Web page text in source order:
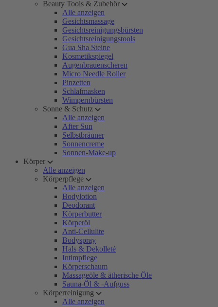
Beauty Tools & Zubehör
Alle anzeigen
Gesichtsmassage
Gesichtsreinigungsbürsten
Gesichtsreinigungstools
Gua Sha Steine
Kosmetikspiegel
Augenbrauenscheren
Micro Needle Roller
Pinzetten
Schlafmasken
Wimpernbürsten
Sonne & Schutz
Alle anzeigen
After Sun
Selbstbräuner
Sonnencreme
Sonnen-Make-up
Körper
Alle anzeigen
Körperpflege
Alle anzeigen
Bodylotion
Deodorant
Körperbutter
Körperöl
Anti-Cellulite
Bodyspray
Hals & Dekolleté
Intimpflege
Körperschaum
Massageöle & ätherische Öle
Sauna-Öl & -Aufguss
Körperreinigung
Alle anzeigen